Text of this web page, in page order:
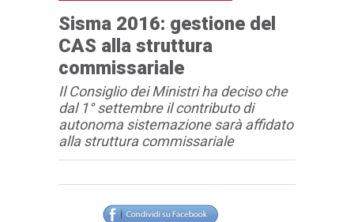
Sisma 2016: gestione del
CAS alla struttura
commissariale
Il Consiglio dei Ministri ha deciso che
dal 1° settembre il contributo di
autonoma sistemazione sarà affidato
alla struttura commissariale
Articolo
Testo articolo principale